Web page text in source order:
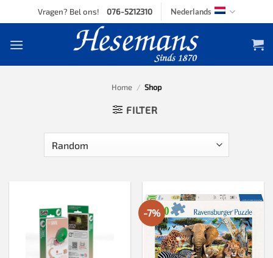
to
Vragen? Bel ons! 076-5212310 Nederlands
Home / Shop
FILTER
-7%